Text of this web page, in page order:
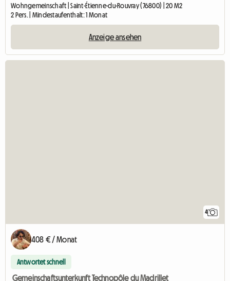
Wohngemeinschaft | Saint-Étienne-du-Rouvray (76800) | 20 M2
2 Pers. | Mindestaufenthalt: 1 Monat
Anzeige ansehen
4
408 € / Monat
Antwortet schnell
Gemeinschaftsunterkunft Technopôle du Madrillet